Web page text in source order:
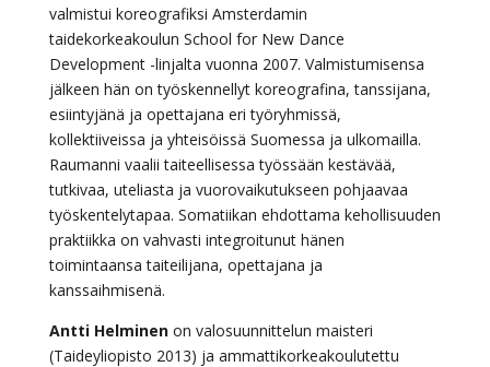
valmistui koreografiksi Amsterdamin
taidekorkeakoulun School for New Dance
Development -linjalta vuonna 2007. Valmistumisensa
jälkeen hän on työskennellyt koreografina, tanssijana,
esiintyjänä ja opettajana eri työryhmissä,
kollektiiveissa ja yhteisöissä Suomessa ja ulkomailla.
Raumanni vaalii taiteellisessa työssään kestävää,
tutkivaa, uteliasta ja vuorovaikutukseen pohjaavaa
työskentelytapaa. Somatiikan ehdottama kehollisuuden
praktiikka on vahvasti integroitunut hänen
toimintaansa taiteilijana, opettajana ja
kanssaihmisenä.
Antti Helminenon valosuunnittelun maisteri
(Taideyliopisto 2013) ja ammattikorkeakoulutettu